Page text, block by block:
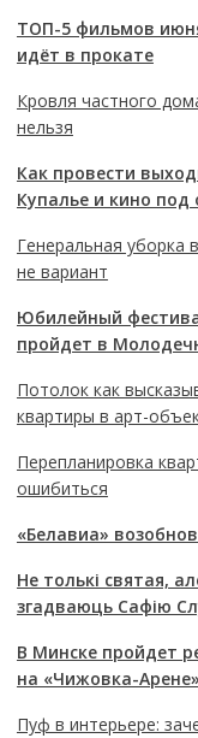
ТОП-5 фильмов
идёт в прокате
Кровля частного
нельзя
Как провести
Купалье и кино
Генеральная уборка
не вариант
Юбилейный
пройдет в
Потолок как
квартиры в арт-
Перепланировка
ошибиться
«Белавиа»
Не толькі святая,
згадваюць Сафію
В Минске пройдет
на «Чижовка-Арене»
Пуф в интерьере: